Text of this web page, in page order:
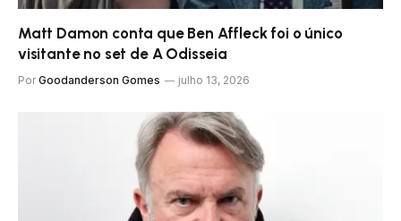
Matt Damon conta que Ben Affleck foi o único
visitante no set de A Odisseia
Por Goodanderson Gomes julho 13, 2026